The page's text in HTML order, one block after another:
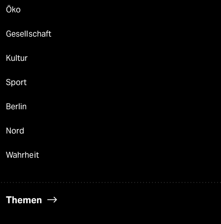
Öko
Gesellschaft
Kultur
Sport
Berlin
Nord
Wahrheit
Themen